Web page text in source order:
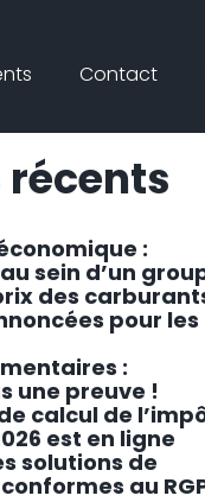
Contact
:
sein d’un
des
pour les
:
une preuve !
calcul de
est en ligne
solutions de
au